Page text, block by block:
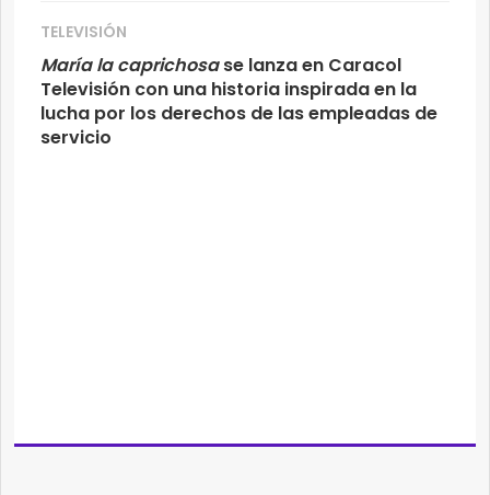
TELEVISIÓN
María la caprichosase lanza en Caracol
Televisión con una historia inspirada en la
lucha por los derechos de las empleadas de
servicio